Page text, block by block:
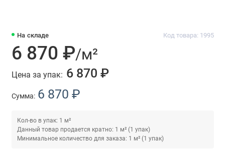
На складе Код товара: 1995
6 870 ₽/м²
Цена за упак: 6 870 ₽
Сумма: 6 870 ₽
Кол-во в упак: 1 м²
Данный товар продается кратно: 1 м² (1 упак)
Минимальное количество для заказа: 1 м² (1 упак)